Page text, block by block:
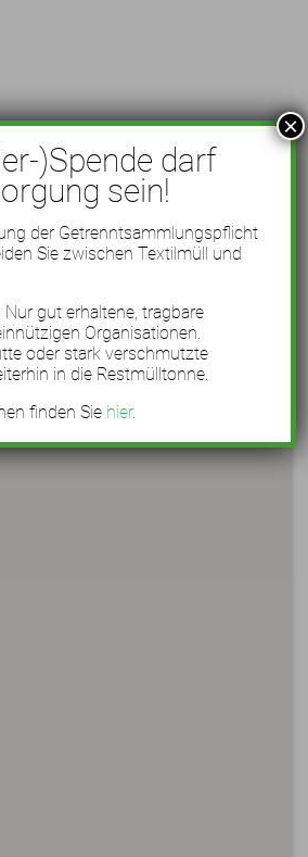
)Spende darf
sein!
der Getrenntsammlungspflicht
Sie zwischen Textilmüll und
: Nur gut erhaltene, tragbare
Organisationen.
oder stark verschmutzte
in die Restmülltonne.
finden Sie hier.
×